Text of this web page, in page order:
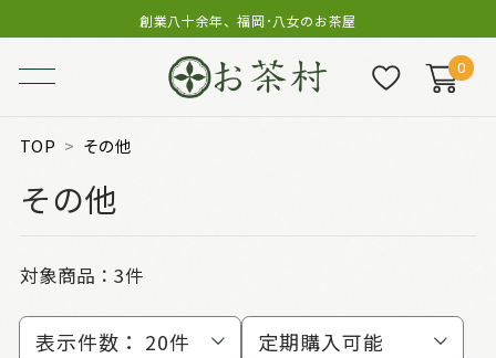
創業八十余年、福岡･八女のお茶屋
0
TOP その他
その他
対象商品： 3件
表示件数： 20件
定期購入可能